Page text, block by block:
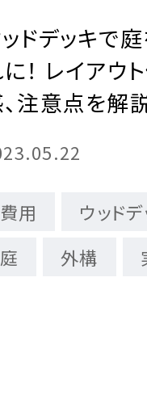
ドデッキで
！ レイアウ
注意点を解
費用
ウッド
庭
外構